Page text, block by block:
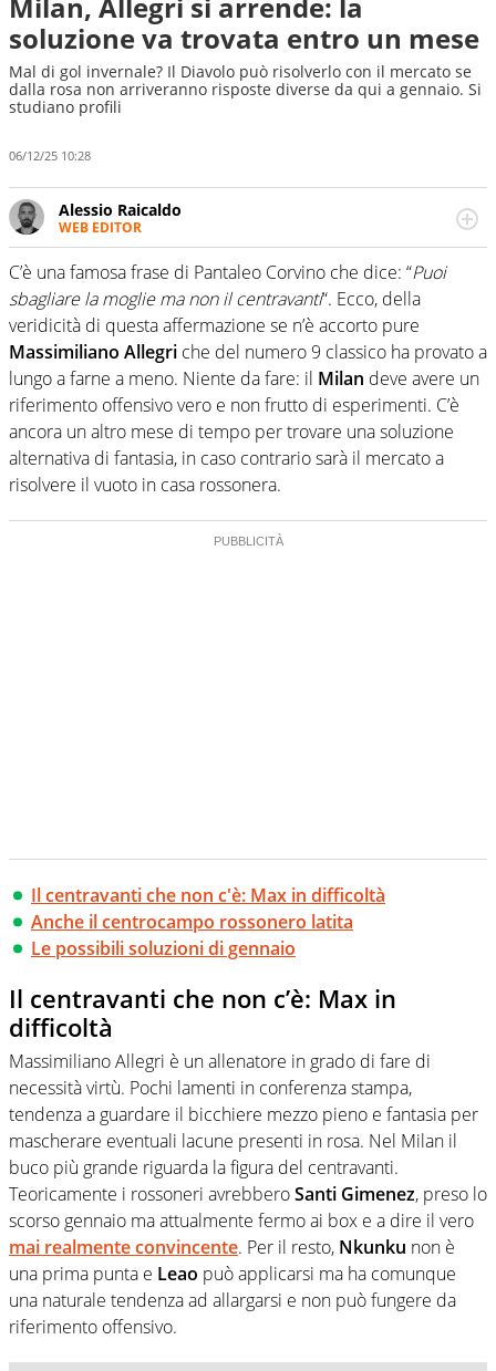
soluzione va trovata entro un mese
Mal di gol invernale? Il Diavolo può risolverlo con il mercato se
dalla rosa non arriveranno risposte diverse da qui a gennaio. Si
studiano profili
06/12/25 10:28
Alessio Raicaldo
WEB EDITOR
Un figlio che si chiama Diego e la tesi di laurea sugli stadi
di proprietà in Italia. Il calcio quale filo conduttore
irrinunciabile tra passione e professione. Per Virgilio
Sport indaga, approfondisce e scandaglia l'universo
mondo dello sport per antonomasia
C’è una famosa frase di Pantaleo Corvino che dice: “Puoi
sbagliare la moglie ma non il centravanti“. Ecco, della
veridicità di questa affermazione se n’è accorto pure
Massimiliano Allegri che del numero 9 classico ha provato a
lungo a farne a meno. Niente da fare: il Milan deve avere un
riferimento offensivo vero e non frutto di esperimenti. C’è
ancora un altro mese di tempo per trovare una soluzione
alternativa di fantasia, in caso contrario sarà il mercato a
risolvere il vuoto in casa rossonera.
Il centravanti che non c'è: Max in difficoltà
Anche il centrocampo rossonero latita
Le possibili soluzioni di gennaio
Il centravanti che non c’è: Max in
difficoltà
Massimiliano Allegri è un allenatore in grado di fare di
necessità virtù. Pochi lamenti in conferenza stampa,
tendenza a guardare il bicchiere mezzo pieno e fantasia per
mascherare eventuali lacune presenti in rosa. Nel Milan il
buco più grande riguarda la figura del centravanti.
Teoricamente i rossoneri avrebberoSanti Gimenez, preso lo
scorso gennaio ma attualmente fermo ai box e a dire il vero
mai realmente convincente. Per il resto, Nkunku non è
una prima punta e Leao può applicarsi ma ha comunque
una naturale tendenza ad allargarsi e non può fungere da
riferimento offensivo.